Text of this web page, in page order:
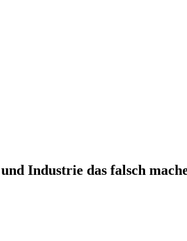
Industrie das falsch